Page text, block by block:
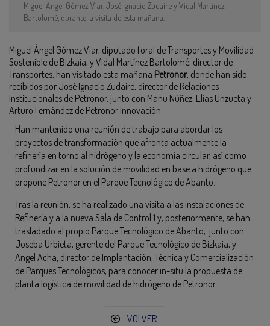
Miguel Ángel Gómez Viar, José Ignacio Zudaire y Vidal Martínez
Bartolomé, durante la visita de esta mañana.
Miguel Ángel Gómez Viar, diputado foral de Transportes y Movilidad
Sostenible de Bizkaia, y Vidal Martínez Bartolomé, director de
Transportes, han visitado esta mañana Petronor, donde han sido
recibidos por José Ignacio Zudaire, director de Relaciones
Institucionales de Petronor, junto con Manu Núñez, Elías Unzueta y
Arturo Fernández de Petronor Innovación.
Han mantenido una reunión de trabajo para abordar los
proyectos de transformación que afronta actualmente la
refinería en torno al hidrógeno y la economía circular, así como
profundizar en la solución de movilidad en base a hidrógeno que
propone Petronor en el Parque Tecnológico de Abanto.
Tras la reunión, se ha realizado una visita a las instalaciones de
Refinería y a la nueva Sala de Control 1 y, posteriormente, se han
trasladado al propio Parque Tecnológico de Abanto, junto con
Joseba Urbieta, gerente del Parque Tecnológico de Bizkaia, y
Angel Acha, director de Implantación, Técnica y Comercialización
de Parques Tecnológicos, para conocer in-situ la propuesta de
planta logística de movilidad de hidrógeno de Petronor.
VOLVER